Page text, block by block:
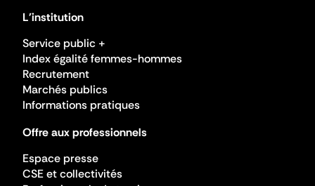
L'institution
Service public +
Index égalité femmes-hommes
Recrutement
Marchés publics
Informations pratiques
Offre aux professionnels
Espace presse
CSE et collectivités